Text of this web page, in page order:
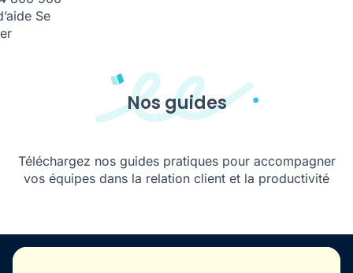
Se
Nos guides
Téléchargez nos guides pratiques pour accompagner
vos équipes dans la relation client et la productivité